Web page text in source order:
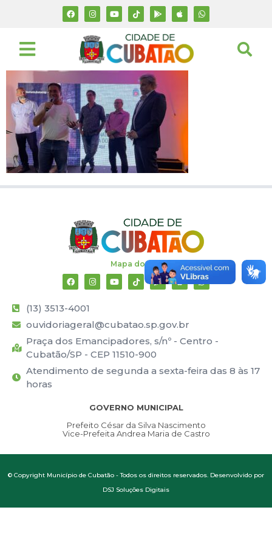
Mapa do site
(13) 3513-4001
ouvidoriageral@cubatao.sp.gov.br
Praça dos Emancipadores, s/nº - Centro -
Cubatão/SP - CEP 11510-900
Atendimento de segunda a sexta-feira das 8 às 17
horas
GOVERNO MUNICIPAL
Prefeito César da Silva Nascimento
Vice-Prefeita Andrea Maria de Castro
© Copyright Município de Cubatão - Todos os direitos reservados. Desenvolvido por
DSJ Soluções Digitais